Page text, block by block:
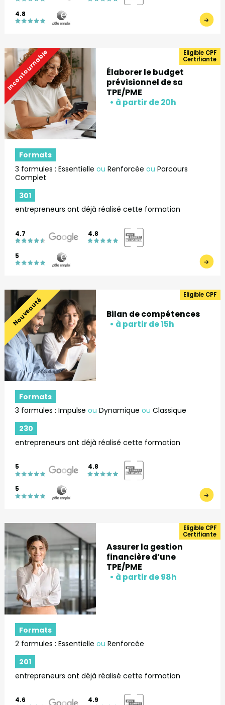
4.8
Incontournable
Eligible CPF
Certifiante
Élaborer le budget
prévisionnel de sa
TPE/PME
Formats
3 formules : Essentielleou Renforcéeou Parcours
Complet
301
entrepreneurs ont déjà réalisé cette formation
4.7 4.8
5
Nouveauté
Eligible CPF
Bilan de compétences
Formats
3 formules : Impulseou Dynamiqueou Classique
230
entrepreneurs ont déjà réalisé cette formation
5 4.8
5
Eligible CPF
Certifiante
Assurer la gestion
financière d’une
TPE/PME
Formats
2 formules : Essentielleou Renforcée
201
entrepreneurs ont déjà réalisé cette formation
4.6 4.9